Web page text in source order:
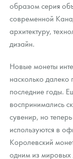
образом серия
современной
архитектуру,
дизайн.
Новые монеты
насколько далеко
последние годы.
воспринимались
сувенир, но
используются в
Королевский
одним из мировых